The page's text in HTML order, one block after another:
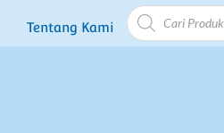
Tentang Kami